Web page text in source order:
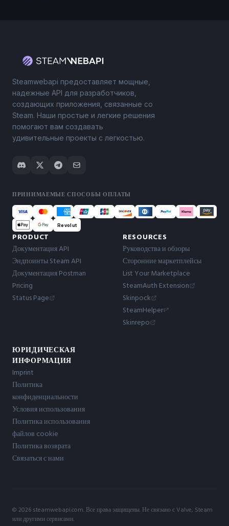
Steamwebapi предоставляет мощные,
надежные API для разработчиков,
создающих приложения, связанные со
Steam. Наши простые и легкие решения
помогают вам создавать
удивительные проекты с легкостью.
ПРИНИМАЕМЫЕ СПОСОБЫ ОПЛАТЫ
Revolut
PRODUCT
Документация API
Эндпоинты Steam API
Документация Postman
Pricing
Status Page
RESOURCES
Руководства и обзоры
Сторонние маркетплейсы
List Your Marketplace
SteamAuth Extension
Skinpock
SteamHelper
Skinrepo
ЮРИДИЧЕСКАЯ
ИНФОРМАЦИЯ
Imprint
Политика
конфиденциальности
Условия использования
Политика использования
файлов cookie
Политика возврата
Связаться с нами
© 2026 steamwebapi.com. Все права защищены. Не связано с Valve, Steam
или другими сервисами.